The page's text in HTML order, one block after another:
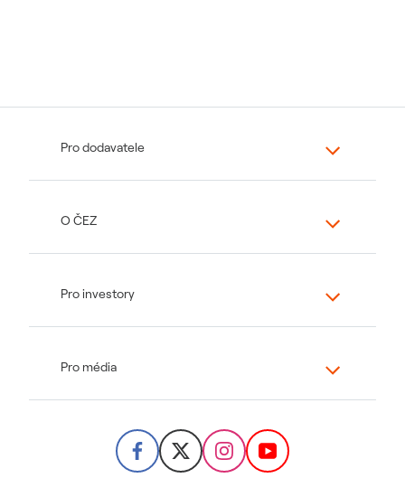
Pro dodavatele
O ČEZ
Pro investory
Pro média